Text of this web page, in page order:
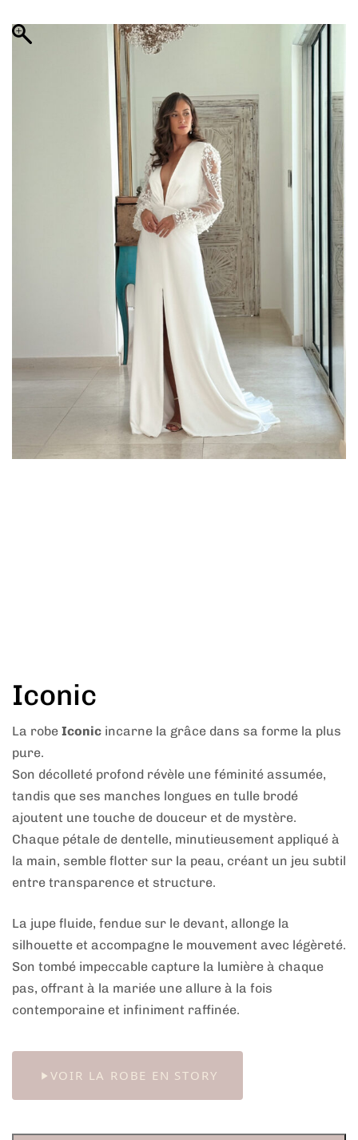
Iconic
La robe Iconic incarne la grâce dans sa forme la plus
pure.
Son décolleté profond révèle une féminité assumée,
tandis que ses manches longues en tulle brodé
ajoutent une touche de douceur et de mystère.
Chaque pétale de dentelle, minutieusement appliqué à
la main, semble flotter sur la peau, créant un jeu subtil
entre transparence et structure.
La jupe fluide, fendue sur le devant, allonge la
silhouette et accompagne le mouvement avec légèreté.
Son tombé impeccable capture la lumière à chaque
pas, offrant à la mariée une allure à la fois
contemporaine et infiniment raffinée.
VOIR LA ROBE EN STORY